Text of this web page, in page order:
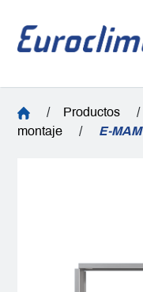
/ Productos /
montaje
/ E-MAM